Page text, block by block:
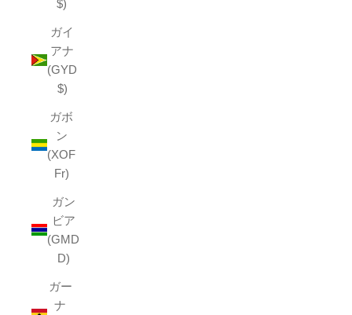
$)
ガイ
アナ
(GYD
$)
ガボ
ン
(XOF
Fr)
ガン
ビア
(GMD
D)
ガー
ナ